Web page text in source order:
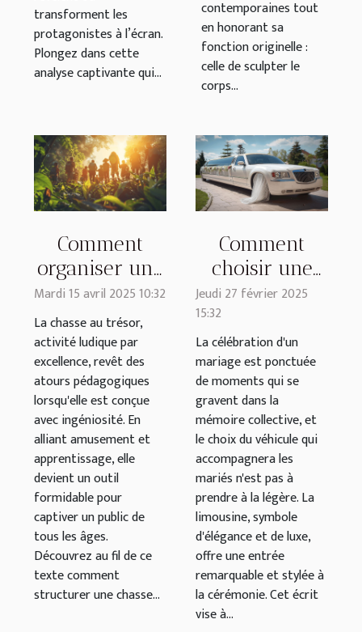
transforment les
protagonistes à l’écran.
Plongez dans cette
analyse captivante qui...
contemporaines tout
en honorant sa
fonction originelle :
celle de sculpter le
corps...
Comment
organiser une
chasse au
trésor
éducative
pour tous les
âges
Mardi 15 avril 2025 10:32
La chasse au trésor,
activité ludique par
excellence, revêt des
atours pédagogiques
lorsqu'elle est conçue
avec ingéniosité. En
alliant amusement et
apprentissage, elle
devient un outil
formidable pour
captiver un public de
tous les âges.
Découvrez au fil de ce
texte comment
structurer une chasse...
Comment
choisir une
limousine de
mariage pour
une
expérience
inoubliable ?
Jeudi 27 février 2025
15:32
La célébration d'un
mariage est ponctuée
de moments qui se
gravent dans la
mémoire collective, et
le choix du véhicule qui
accompagnera les
mariés n'est pas à
prendre à la légère. La
limousine, symbole
d'élégance et de luxe,
offre une entrée
remarquable et stylée à
la cérémonie. Cet écrit
vise à...